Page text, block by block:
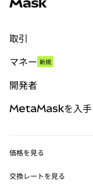
取引
パーペチュアル
RWA
マネー 新規
開発者
MetaMask Connect
MetaMaskを入手
価格を見る
イーサリアムの価格
交換レートを見る